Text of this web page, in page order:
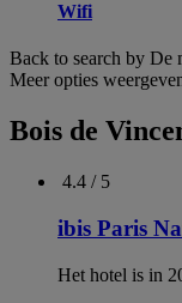
Wifi
Back to search by De
Meer opties
Bois de
4.4 / 5
ibis Paris
Het hotel is in